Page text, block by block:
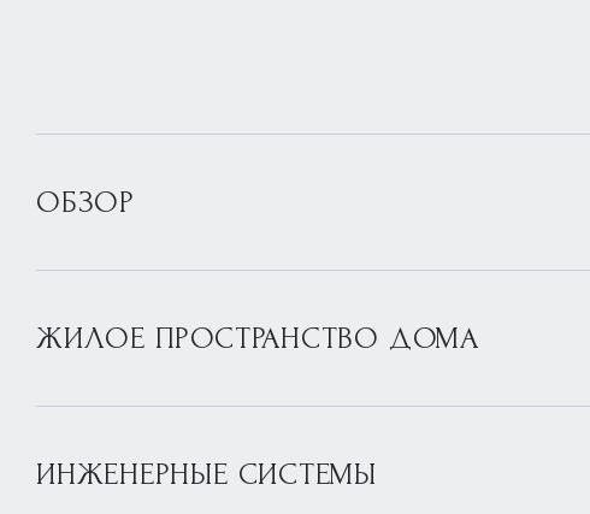
ОБЗОР
ЖИЛОЕ ПРОСТРАНСТВО ДОМА
ИНЖЕНЕРНЫЕ СИСТЕМЫ